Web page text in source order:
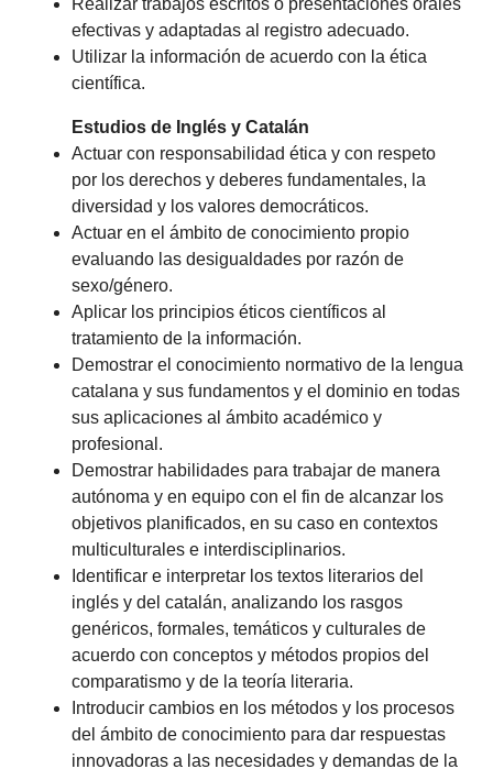
efectivas y adaptadas al registro adecuado.
Utilizar la información de acuerdo con la ética
científica.
Estudios de Inglés y Catalán
Actuar con responsabilidad ética y con respeto
por los derechos y deberes fundamentales, la
diversidad y los valores democráticos.
Actuar en el ámbito de conocimiento propio
evaluando las desigualdades por razón de
sexo/género.
Aplicar los principios éticos científicos al
tratamiento de la información.
Demostrar el conocimiento normativo de la lengua
catalana y sus fundamentos y el dominio en todas
sus aplicaciones al ámbito académico y
profesional.
Demostrar habilidades para trabajar de manera
autónoma y en equipo con el fin de alcanzar los
objetivos planificados, en su caso en contextos
multiculturales e interdisciplinarios.
Identificar e interpretar los textos literarios del
inglés y del catalán, analizando los rasgos
genéricos, formales, temáticos y culturales de
acuerdo con conceptos y métodos propios del
comparatismo y de la teoría literaria.
Introducir cambios en los métodos y los procesos
del ámbito de conocimiento para dar respuestas
innovadoras a las necesidades y demandas de la